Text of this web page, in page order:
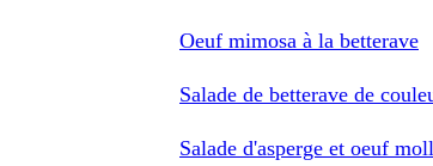
Oeuf mimosa à la betterave
Salade de betterave de
Salade d'asperge et oeuf